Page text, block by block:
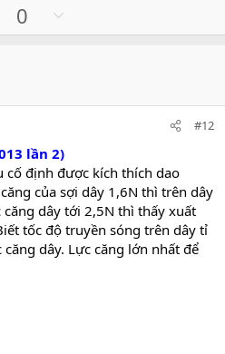
0
o
o #12
lần 2)
cố định được kích thích dao
của sợi dây 1,6N thì trên dây
dây tới 2,5N thì thấy xuất
tốc độ truyền sóng trên dây tỉ
dây. Lực căng lớn nhất để